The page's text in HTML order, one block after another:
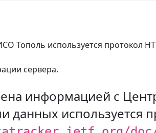
используется протокол
сервера.
информацией с
используется